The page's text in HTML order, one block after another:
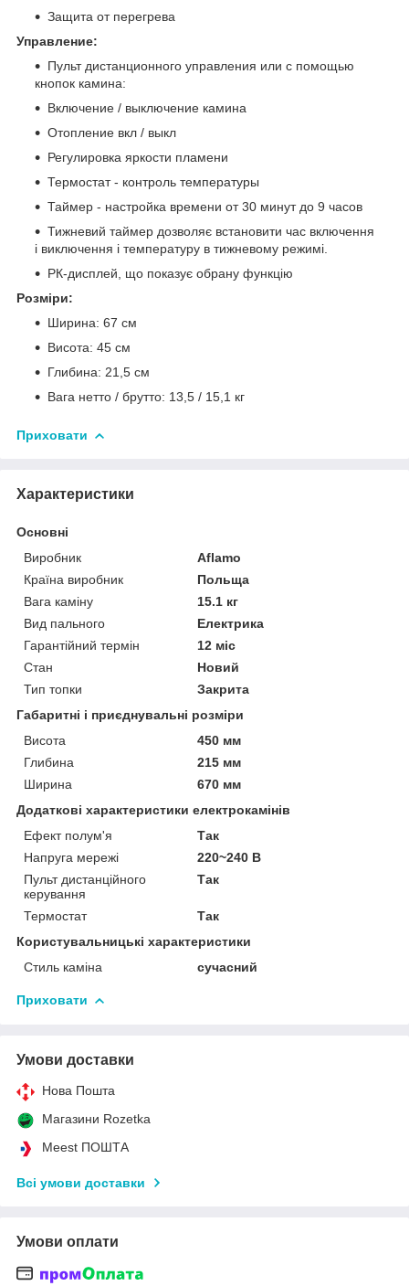
Защита от перегрева
Управление:
Пульт дистанционного управления или с помощью
кнопок камина:
Включение / выключение камина
Отопление вкл / выкл
Регулировка яркости пламени
Термостат - контроль температуры
Таймер - настройка времени от 30 минут до 9 часов
Тижневий таймер дозволяє встановити час включення
і виключення і температуру в тижневому режимі.
РК-дисплей, що показує обрану функцію
Розміри:
Ширина: 67 см
Висота: 45 см
Глибина: 21,5 см
Вага нетто / брутто: 13,5 / 15,1 кг
Приховати
Характеристики
Основні
Виробник
Aflamo
Країна виробник
Польща
Вага каміну
15.1 кг
Вид пального
Електрика
Гарантійний термін
12 міс
Стан
Новий
Тип топки
Закрита
Габаритні і приєднувальні розміри
Висота
450 мм
Глибина
215 мм
Ширина
670 мм
Додаткові характеристики електрокамінів
Ефект полум'я
Так
Напруга мережі
220~240 В
Пульт дистанційного
керування
Так
Термостат
Так
Користувальницькі характеристики
Стиль каміна
сучасний
Приховати
Умови доставки
Нова Пошта
Магазини Rozetka
Meest ПОШТА
Всі умови доставки
Умови оплати